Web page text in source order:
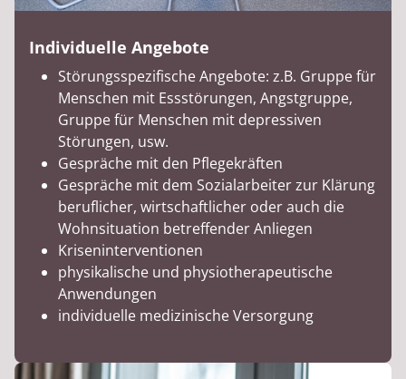
Individuelle Angebote
Störungsspezifische Angebote: z.B. Gruppe für
Menschen mit Essstörungen, Angstgruppe,
Gruppe für Menschen mit depressiven
Störungen, usw.
Gespräche mit den Pflegekräften
Gespräche mit dem Sozialarbeiter zur Klärung
beruflicher, wirtschaftlicher oder auch die
Wohnsituation betreffender Anliegen
Kriseninterventionen
physikalische und physiotherapeutische
Anwendungen
individuelle medizinische Versorgung